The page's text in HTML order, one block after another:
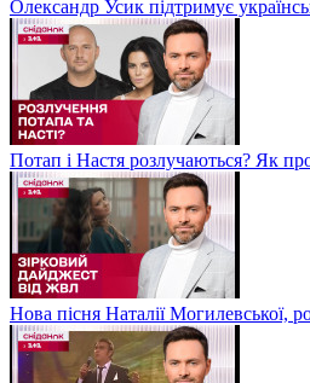
Олександр Усик підтримує
Потап і Настя розлучаються? Як
Нова пісня Наталії Могилевської,